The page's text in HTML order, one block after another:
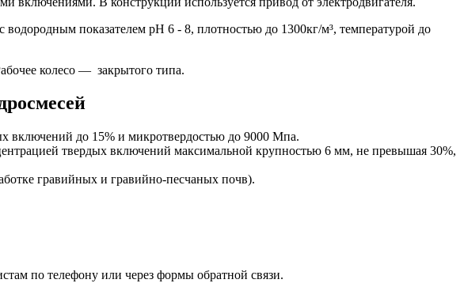
показателем рН 6 - 8, плотностью до 1300кг/м³, температурой до
колесо — закрытого типа.
включений до 15% и микротвердостью до 9000 Мпа.
твердых включений максимальной крупностью 6 мм, не превышая 30%,
гравийных и гравийно-песчаных почв).
по телефону или через формы обратной связи.